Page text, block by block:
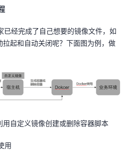
经完成了自己想要的镜像文件，如
起和自动关闭呢？下面图为例，做
用自定义镜像创建或删除容器脚本
用